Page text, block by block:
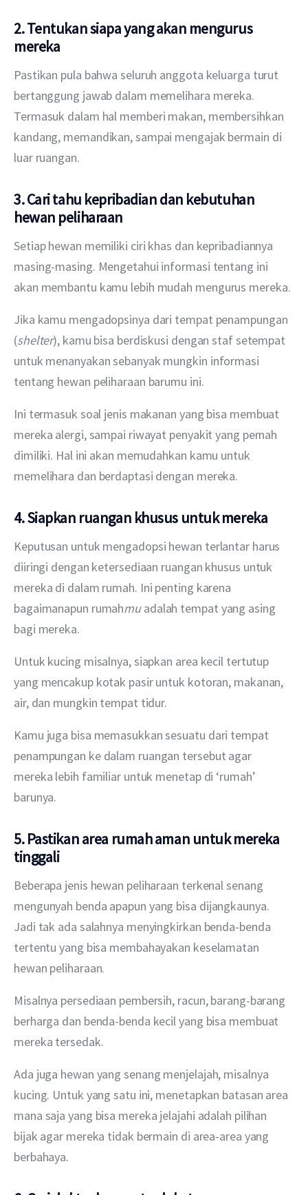
2. Tentukan siapa yang akan mengurus
mereka
Pastikan pula bahwa seluruh anggota keluarga turut
bertanggung jawab dalam memelihara mereka.
Termasuk dalam hal memberi makan, membersihkan
kandang, memandikan, sampai mengajak bermain di
luar ruangan.
3. Cari tahu kepribadian dan kebutuhan
hewan peliharaan
Setiap hewan memiliki ciri khas dan kepribadiannya
masing-masing. Mengetahui informasi tentang ini
akan membantu kamu lebih mudah mengurus mereka.
Jika kamu mengadopsinya dari tempat penampungan
(shelter), kamu bisa berdiskusi dengan staf setempat
untuk menanyakan sebanyak mungkin informasi
tentang hewan peliharaan barumu ini.
Ini termasuk soal jenis makanan yang bisa membuat
mereka alergi, sampai riwayat penyakit yang pernah
dimiliki. Hal ini akan memudahkan kamu untuk
memelihara dan berdaptasi dengan mereka.
4. Siapkan ruangan khusus untuk mereka
Keputusan untuk mengadopsi hewan terlantar harus
diiringi dengan ketersediaan ruangan khusus untuk
mereka di dalam rumah. Ini penting karena
bagaimanapun rumahmu adalah tempat yang asing
bagi mereka.
Untuk kucing misalnya, siapkan area kecil tertutup
yang mencakup kotak pasir untuk kotoran, makanan,
air, dan mungkin tempat tidur.
Kamu juga bisa memasukkan sesuatu dari tempat
penampungan ke dalam ruangan tersebut agar
mereka lebih familiar untuk menetap di ‘rumah’
barunya.
5. Pastikan area rumah aman untuk mereka
tinggali
Beberapa jenis hewan peliharaan terkenal senang
mengunyah benda apapun yang bisa dijangkaunya.
Jadi tak ada salahnya menyingkirkan benda-benda
tertentu yang bisa membahayakan keselamatan
hewan peliharaan.
Misalnya persediaan pembersih, racun, barang-barang
berharga dan benda-benda kecil yang bisa membuat
mereka tersedak.
Ada juga hewan yang senang menjelajah, misalnya
kucing. Untuk yang satu ini, menetapkan batasan area
mana saja yang bisa mereka jelajahi adalah pilihan
bijak agar mereka tidak bermain di area-area yang
berbahaya.